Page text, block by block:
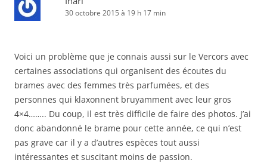
30 octobre 2015 à 19 h 17 min
Voici un problème que je connais aussi sur le Vercors avec
certaines associations qui organisent des écoutes du
brames avec des femmes très parfumées, et des
personnes qui klaxonnent bruyamment avec leur gros
4×4…….. Du coup, il est très difficile de faire des photos. J’ai
donc abandonné le brame pour cette année, ce qui n’est
pas grave car il y a d’autres espèces tout aussi
intéressantes et suscitant moins de passion.